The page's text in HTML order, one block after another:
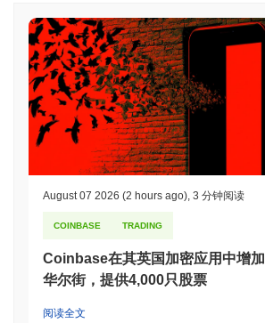
August 07 2026 (2 hours ago) 3 分钟阅读
COINBASE TRADING
Coinbase在其英国加密应用中增加
华尔街，提供4,000只股票
阅读全文